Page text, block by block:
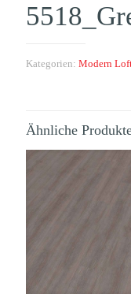
Kategorien: Modern
Ähnliche